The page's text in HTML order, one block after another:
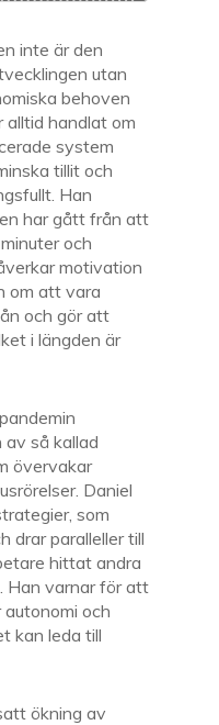
inte är den
utan
behoven
alltid handlat om
system
tillit och
Han
har gått från att
och
motivation
om att vara
och gör att
i längden är
så kallad
övervakar
Daniel
som
drar paralleller till
hittat andra
Han varnar för att
och
kan leda till
ökning av